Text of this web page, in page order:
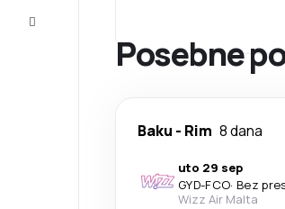
Posebne
Baku - Rim 8 dana
uto 29 sep
GYD-FCO· Bez
Wizz Air Malta